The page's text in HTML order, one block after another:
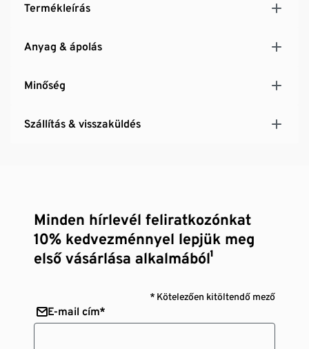
Termékleírás
Anyag & ápolás
Minőség
Szállítás & visszaküldés
Minden hírlevél feliratkozónkat
10% kedvezménnyel lepjük meg
első vásárlása alkalmából¹
* Kötelezően kitöltendő mező
E-mail cím*